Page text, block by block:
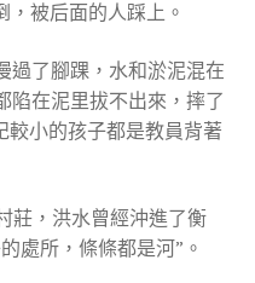
，被后面的人踩上。
過了腳踝，水和淤泥混在
陷在泥里拔不出來，摔了
較小的孩子都是教員背著
莊，洪水曾經沖進了衡
處所，條條都是河”。